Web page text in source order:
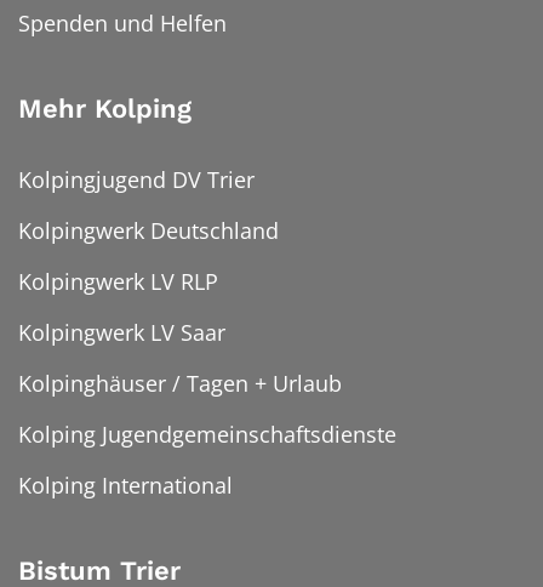
Spenden und Helfen
Mehr Kolping
Kolpingjugend DV Trier
Kolpingwerk Deutschland
Kolpingwerk LV RLP
Kolpingwerk LV Saar
Kolpinghäuser / Tagen + Urlaub
Kolping Jugendgemeinschaftsdienste
Kolping International
Bistum Trier